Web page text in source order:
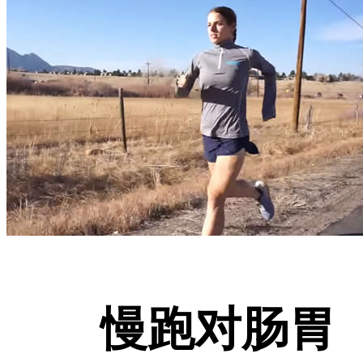
慢跑对肠胃